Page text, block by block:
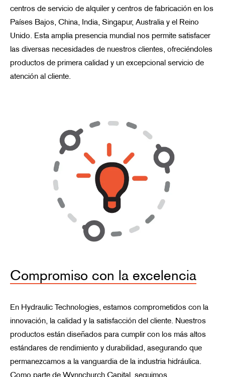
centros de servicio de alquiler y centros de fabricación en los
Países Bajos, China, India, Singapur, Australia y el Reino
Unido. Esta amplia presencia mundial nos permite satisfacer
las diversas necesidades de nuestros clientes, ofreciéndoles
productos de primera calidad y un excepcional servicio de
atención al cliente.
Compromiso con la excelencia
En Hydraulic Technologies, estamos comprometidos con la
innovación, la calidad y la satisfacción del cliente. Nuestros
productos están diseñados para cumplir con los más altos
estándares de rendimiento y durabilidad, asegurando que
permanezcamos a la vanguardia de la industria hidráulica.
Como parte de Wynnchurch Capital, seguimos